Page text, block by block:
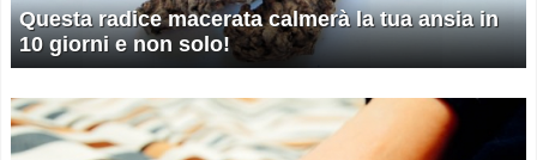
Questa radice macerata calmerà la tua ansia in
10 giorni e non solo!